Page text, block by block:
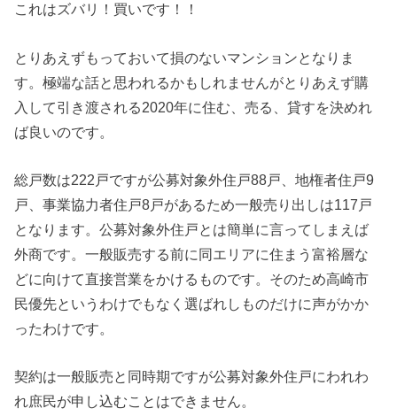
これはズバリ！買いです！！
とりあえずもっておいて損のないマンションとなりま
す。極端な話と思われるかもしれませんがとりあえず購
入して引き渡される2020年に住む、売る、貸すを決めれ
ば良いのです。
総戸数は222戸ですが公募対象外住戸88戸、地権者住戸9
戸、事業協力者住戸8戸があるため一般売り出しは117戸
となります。公募対象外住戸とは簡単に言ってしまえば
外商です。一般販売する前に同エリアに住まう富裕層な
どに向けて直接営業をかけるものです。そのため高崎市
民優先というわけでもなく選ばれしものだけに声がかか
ったわけです。
契約は一般販売と同時期ですが公募対象外住戸にわれわ
れ庶民が申し込むことはできません。